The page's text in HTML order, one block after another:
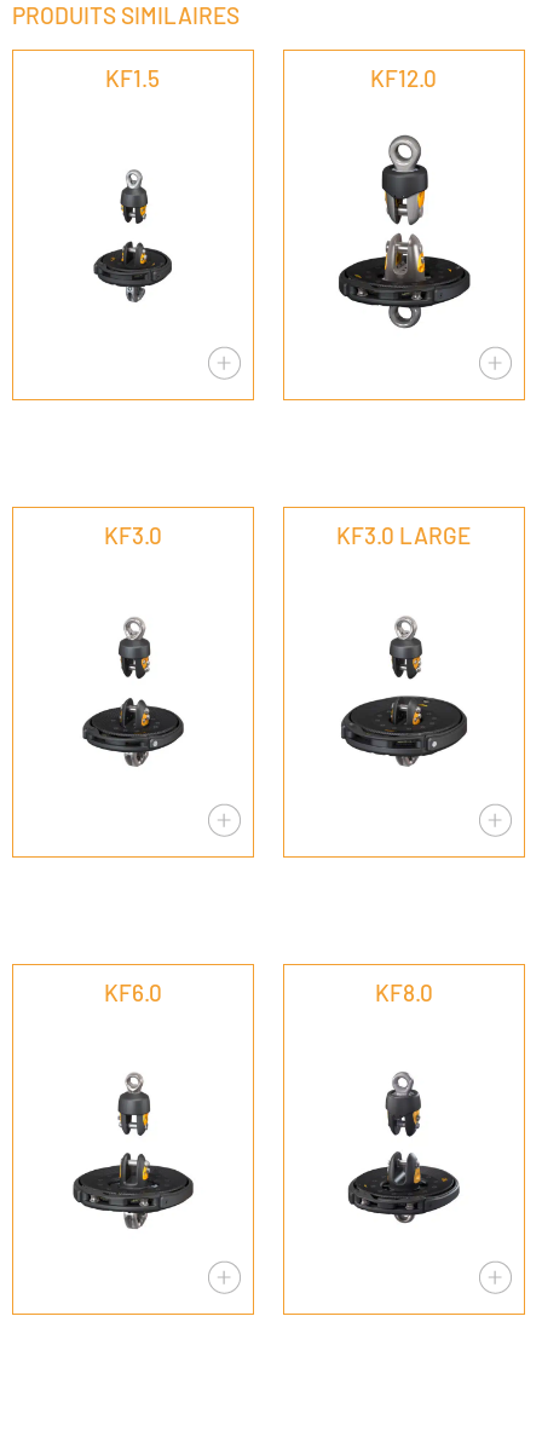
PRODUITS SIMILAIRES
KF1.5 KF12.0
KF3.0 KF3.0 LARGE
KF6.0 KF8.0